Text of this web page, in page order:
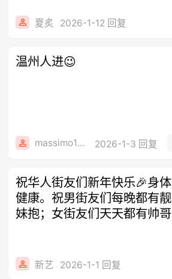
夏炙 2026-1-12 回复
温州人进😉
massimo1984 2026-1-3 回复
祝华人街友们新年快乐🎉身体
健康。祝男街友们每晚都有靓
妹抱；女街友们天天都有帅哥
新艺 2026-1-1 回复